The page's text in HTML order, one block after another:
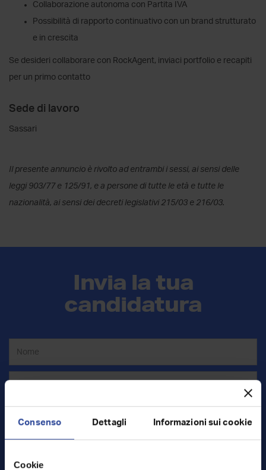
Consenso Dettagli Informazioni sui cookie
Cookie
Collaborazione autonoma con Partita IVA
Possibilità di rapporto continuativo con un brand strutturato
e in crescita
Se desideri collaborare con RockAgent, inviaci portfolio e recapiti
per un primo contatto
Sede di lavoro
Sassari
Il presente annuncio è rivolto ad entrambi i sessi, ai sensi delle
leggi 903/77 e 125/91, e a persone di tutte le età e tutte le
nazionalità, ai sensi dei decreti legislativi 215/03 e 216/03.
Invia la tua
candidatura